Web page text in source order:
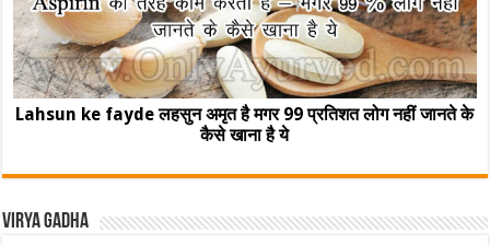
Lahsun ke fayde लहसुन अमृत है मगर 99 प्रतिशत लोग नहीं जानते के
कैसे खाना है ये
Virya Gadha